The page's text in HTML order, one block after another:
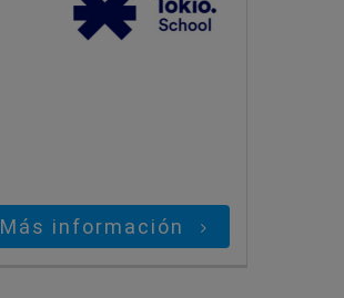
Más información